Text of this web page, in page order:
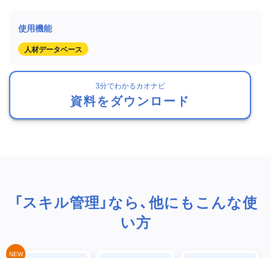
人材データベース
3分でわかるカオナビ
資料をダウンロード
「スキル管理」なら、他にもこんな使
い方